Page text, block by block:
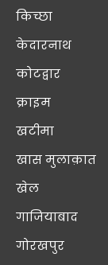
किच्छा
केदारनाथ
कोटद्वार
क्राइम
खटीमा
खास मुलाक़ात
खेल
गाजियाबाद
गोरखपुर